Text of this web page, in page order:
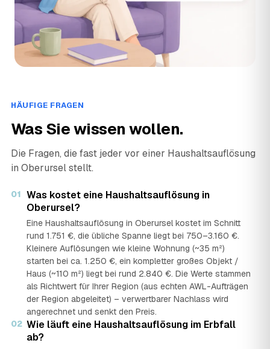
HÄUFIGE FRAGEN
Was Sie wissen wollen.
Die Fragen, die fast jeder vor einer Haushaltsauflösung
in Oberursel stellt.
01 Was kostet eine Haushaltsauflösung in
Oberursel?
Eine Haushaltsauflösung in Oberursel kostet im Schnitt
rund 1.751 €, die übliche Spanne liegt bei 750–3.160 €.
Kleinere Auflösungen wie kleine Wohnung (~35 m²)
starten bei ca. 1.250 €, ein kompletter großes Objekt /
Haus (~110 m²) liegt bei rund 2.840 €. Die Werte stammen
als Richtwert für Ihrer Region (aus echten AWL-Aufträgen
der Region abgeleitet) – verwertbarer Nachlass wird
angerechnet und senkt den Preis.
02 Wie läuft eine Haushaltsauflösung im Erbfall
ab?